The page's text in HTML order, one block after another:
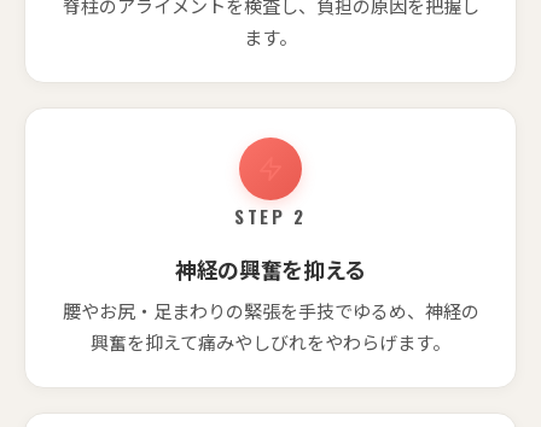
ます。
STEP 2
神経の興奮を抑える
腰やお尻・足まわりの緊張を手技でゆるめ、神経の
興奮を抑えて痛みやしびれをやわらげます。